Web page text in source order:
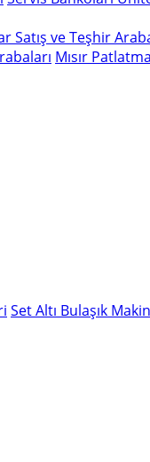
Satış ve Teşhir
Mısır
Set Altı Bulaşık